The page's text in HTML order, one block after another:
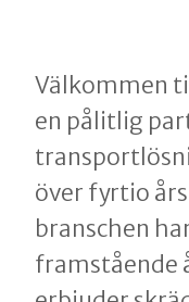
Välkommen
en pålitlig
över fyrtio
branschen
framstående